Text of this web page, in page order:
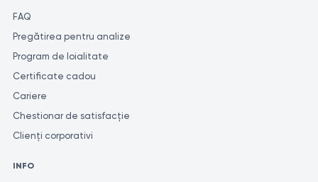
FAQ
Pregătirea pentru analize
Program de loialitate
Certificate cadou
Cariere
Chestionar de satisfacție
Clienți corporativi
INFO